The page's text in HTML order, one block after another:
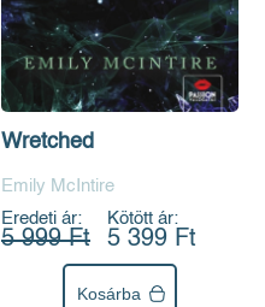
Wretched
Emily McIntire
Eredeti ár:
5 999 Ft
Kötött ár:
5 399 Ft
Kosárba